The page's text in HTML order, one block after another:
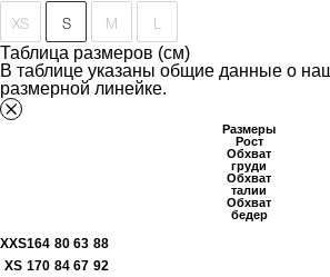
XS S M
Таблица размеров (см)
В таблице указаны общие данные о
размерной линейке.
Размеры
Рост
Обхват
груди
Обхват
талии
Обхват
бедер
XXS164 80 63 88
XS 170 84 67 92